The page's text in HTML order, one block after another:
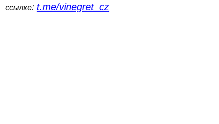
ссылке: t.me/vinegret_cz